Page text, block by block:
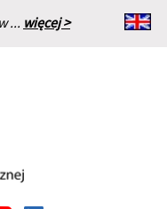
... więcej >